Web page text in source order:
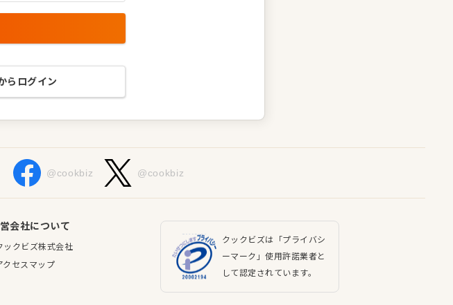
らログイン
@cookbiz @cookbiz
会社について
ックビズ株式会社
クセスマップ
クックビズは「プライバシ
ーマーク」使用許諾業者と
して認定されています。